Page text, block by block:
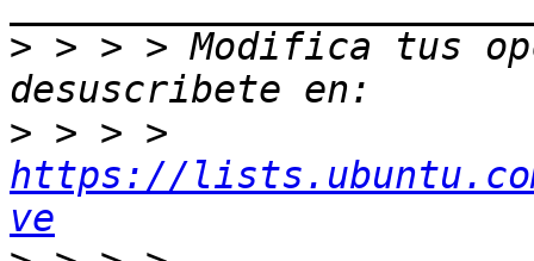
> > > > Modifica tus
>
https://
ve